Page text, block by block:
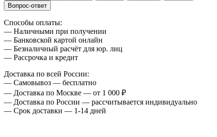
Вопрос-ответ
Способы оплаты:
— Наличными при получении
— Банковской картой онлайн
— Безналичный расчёт для юр. лиц
— Рассрочка и кредит
Доставка по всей России:
— Самовывоз — бесплатно
— Доставка по Москве — от 1 000 ₽
— Доставка по России — рассчитывается индивидуально
— Срок доставки — 1-14 дней